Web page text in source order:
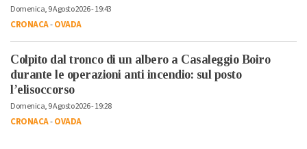
Domenica, 9 Agosto 2026 - 19:43
CRONACA-OVADA
Colpito dal tronco di un albero a Casaleggio Boiro
durante le operazioni anti incendio: sul posto
l’elisoccorso
Domenica, 9 Agosto 2026 - 19:28
CRONACA-OVADA